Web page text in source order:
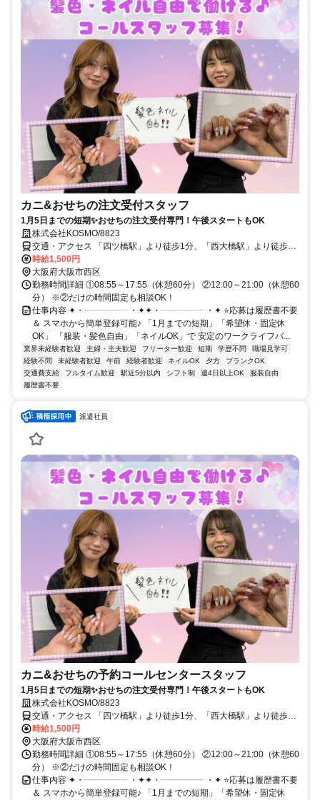
カニ&おせちの注文受付スタッフ
1月5日までの短期✨おせちの注文受付専門！午後スタートもOK
株式会社KOSMO/8823
交通・アクセス 「四ツ橋駅」より徒歩1分、「西大橋駅」より徒歩3
分、「心斎橋駅」より徒歩5分
時給1,500円
大阪府大阪市西区
勤務時間詳細 ①08:55～17:55（休憩60分） ②12:00～21:00（休憩60
分） ※②だけの時間固定も相談OK！
仕事内容 ✦・┈┈┈┈┈ ・✦✦・┈┈┈┈┈ ・✦ ⭐応募は履歴書不要
＆ スマホから簡単登録可能♪ 「1月までの短期」「希望休・固定休
OK」 「服装・髪色自由」「ネイルOK」で 安定のワークライフバ...
業界未経験者歓迎 主婦・主夫歓迎 フリーター歓迎 短期 学歴不問
職場見学可
経験不問
未経験者歓迎 午前 経験者歓迎 ネイルOK 夕方
ブランクOK
交通費支給
フルタイム歓迎 駅近5分以内 シフト制 週4日以上OK
服装自由
履歴書不要
派遣社員
カニ&おせちの予約コールセンタースタッフ
1月5日までの短期✨おせちの注文受付専門！午後スタートもOK
株式会社KOSMO/8823
交通・アクセス 「四ツ橋駅」より徒歩1分、「西大橋駅」より徒歩3
分、「心斎橋駅」より徒歩5分
時給1,500円
大阪府大阪市西区
勤務時間詳細 ①08:55～17:55（休憩60分） ②12:00～21:00（休憩60
分） ※②だけの時間固定も相談OK！
仕事内容 ✦・┈┈┈┈┈ ・✦✦・┈┈┈┈┈ ・✦ ⭐応募は履歴書不要
＆ スマホから簡単登録可能♪ 「1月までの短期」「希望休・固定休